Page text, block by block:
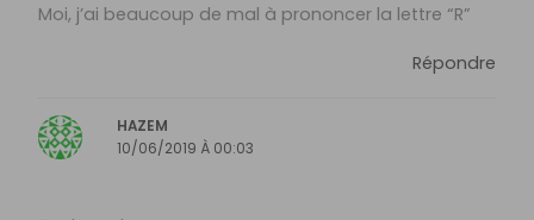
Moi, j’ai beaucoup de mal à prononcer la lettre “R”
Répondre
HAZEM
10/06/2019 À 00:03